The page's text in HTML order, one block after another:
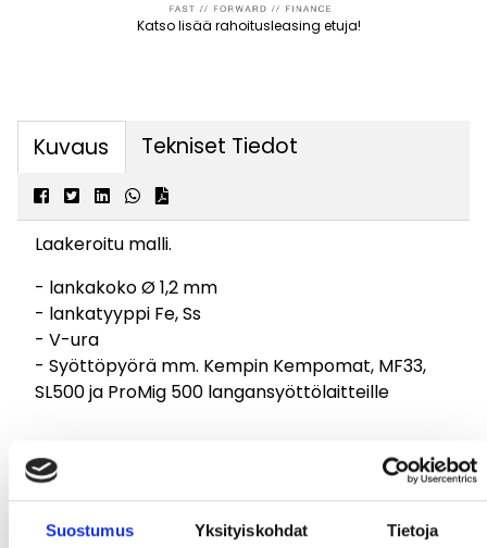
Suostumus Yksityiskohdat Tietoja
Katso lisää rahoitusleasing etuja!
Kuvaus Tekniset Tiedot
Laakeroitu malli.
- lankakoko Ø 1,2 mm
- lankatyyppi Fe, Ss
- V-ura
- Syöttöpyörä mm. Kempin Kempomat, MF33,
SL500 ja ProMig 500 langansyöttölaitteille